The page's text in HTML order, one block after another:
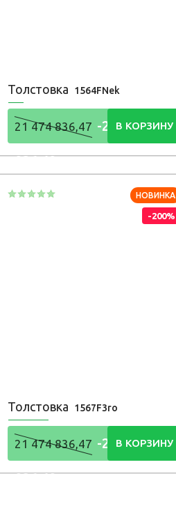
Толстовка 1564FNek
21 474 836,47 -21 474
836,48Р
В КОРЗИНУ
НОВИНКА
-200%
Толстовка 1567F3ro
21 474 836,47 -21 474
836,48Р
В КОРЗИНУ